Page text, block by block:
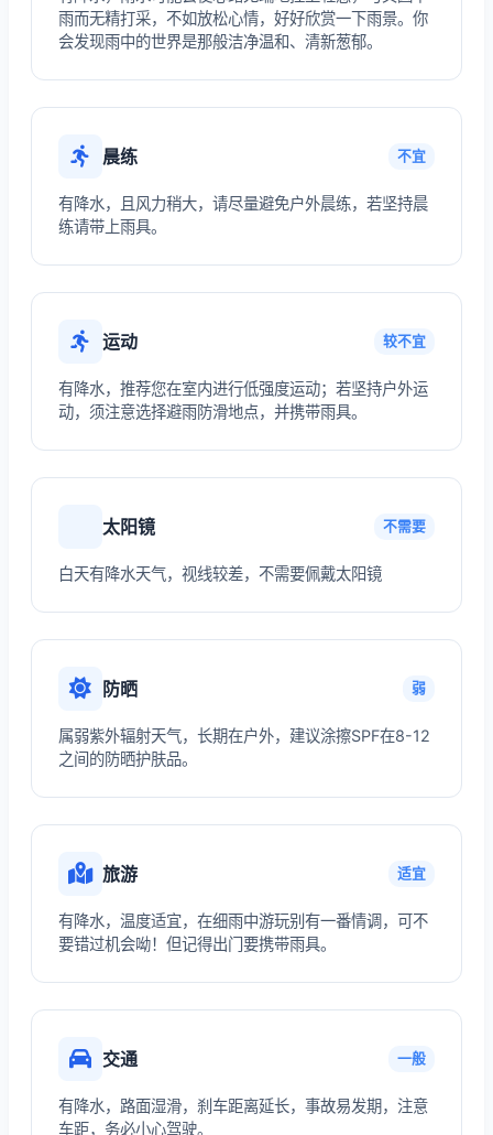
雨而无精打采，不如放松心情，好好欣赏一下雨景。你
会发现雨中的世界是那般洁净温和、清新葱郁。
晨练 不宜
有降水，且风力稍大，请尽量避免户外晨练，若坚持晨
练请带上雨具。
运动 较不宜
有降水，推荐您在室内进行低强度运动；若坚持户外运
动，须注意选择避雨防滑地点，并携带雨具。
太阳镜 不需要
白天有降水天气，视线较差，不需要佩戴太阳镜
防晒 弱
属弱紫外辐射天气，长期在户外，建议涂擦SPF在8-12
之间的防晒护肤品。
旅游 适宜
有降水，温度适宜，在细雨中游玩别有一番情调，可不
要错过机会呦！但记得出门要携带雨具。
交通 一般
有降水，路面湿滑，刹车距离延长，事故易发期，注意
车距，务必小心驾驶。